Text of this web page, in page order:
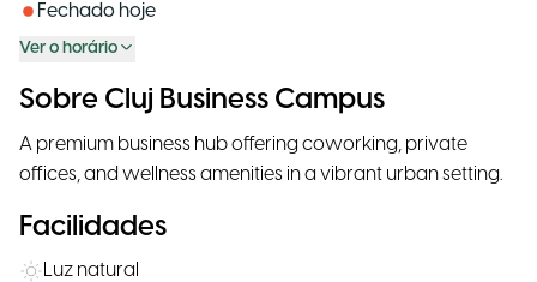
Fechado hoje
Ver o horário
Sobre Cluj Business Campus
A premium business hub offering coworking, private
offices, and wellness amenities in a vibrant urban setting.
Facilidades
Luz natural